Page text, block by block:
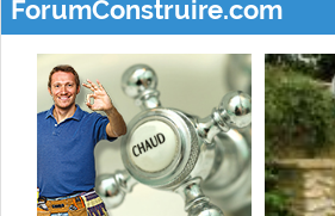
ForumConstruire.com